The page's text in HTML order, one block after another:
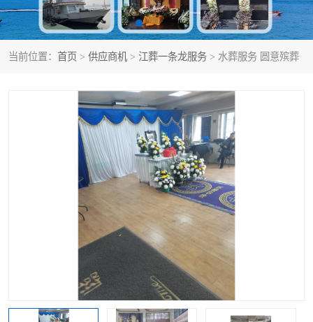
当前位置： 首页 > 供应商机 > 江葬一条龙服务 > 水葬服务 圆意殡葬
长乐园陵园 万福净土陵园
武汉市阳逻九龙宫陵园 石门峰人文纪念园
武汉千子星空陵园